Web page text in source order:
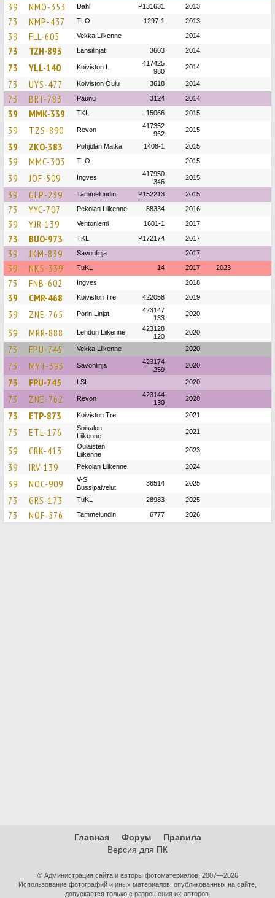
39 NMO-353 Dahl P131631 2013
73 NMP-437 TLO 1297-1 2013
39 FLL-605 Vekka Liikenne 2014
73 TZH-893 Länsilinjat 3603 2014
73 YLL-140 Koiviston L
417425
980
2014
73 UYS-477 Koiviston Oulu 3618 2014
73 BRT-783 Paunu 3124 2014
39 MMK-339 TKL 15066 2015
39 TZS-890 Revon
417352
962
2015
39 ZKO-383 Pohjolan Matka 1408-1 2015
39 MMC-303 TLO 2015
39 JOF-509 Ingves
417950
346
2015
39 GLP-239 Tammelundin P152213 2015
73 YYC-707 Pekolan Liikenne 88334 2016
39 YJR-139 Ventoniemi 1601-1 2017
73 BUO-973 TKL P172174 2017
39 JKM-839 Savonlinja 2017
39 NKS-339 TuKL 14 2017 2023
73 FNB-602 Ingves 2018
39 CMR-468 Koiviston Tre 422058 2019
39 ZNE-765 Porin Linjat
423147
133
2020
39 MRR-888 Lehdon Liikenne
423128
120
2020
73 FPU-745 Vekka Liikenne 2020
73 MYT-393 Savonlinja
423174
259
2020
73 FPU-745 LSL 2020
73 ZNE-762 Revon
423144
130
2020
73 ETP-873 Koiviston Tre 2021
73 ETL-176
Soisalon
Liikenne
2021
39 CRK-413
Oulaisten
Liikenne
2023
39 IRV-139 Pekolan Liikenne 2024
39 NOC-909
V-S
Bussipalvelut
36514 2025
73 GRS-173 TuKL 28983 2025
73 NOF-576 Tammelundin 6777 2026
Главная Форум
Правила
Версия для ПК
© Администрация сайта и авторы фотоматериалов, 2007—2026
Использование фотографий и иных материалов, опубликованных на сайте,
допускается только с разрешения их авторов.